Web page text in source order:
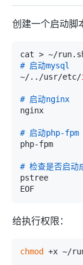
创建一个启动脚
# 启动mysql
~/../usr/etc/
# 启动nginx
nginx
# 启动php-fpm
php-fpm
# 检查是否启动
pstree
EOF
给执行权限：
chmod